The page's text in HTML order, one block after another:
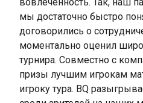
мы достаточно быстро
договорились о
моментально оценил
турнира. Совместно с
призы лучшим игрокам
игроку тура. BQ